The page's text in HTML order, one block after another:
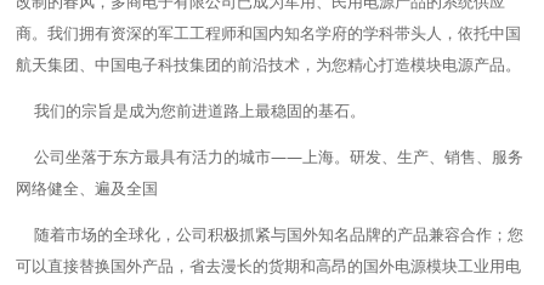
商。我们拥有资深的军工工程师和国内知名学府的学科带头人，依托中国
航天集团、中国电子科技集团的前沿技术，为您精心打造模块电源产品。
我们的宗旨是成为您前进道路上最稳固的基石。
公司坐落于东方最具有活力的城市——上海。研发、生产、销售、服务
网络健全、遍及全国
随着市场的全球化，公司积极抓紧与国外知名品牌的产品兼容合作；您
可以直接替换国外产品，省去漫长的货期和高昂的国外电源模块工业用电